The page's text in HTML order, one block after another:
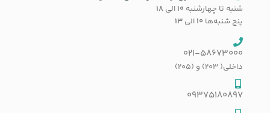
شنبه تا چهارشنبه ۱۰ الی ۱۸
پنج شنبه‌ها ۱۰ الی ۱۳
021-58673000
داخلی( 203) و (205)
09375180897